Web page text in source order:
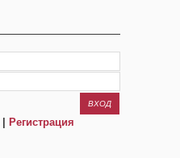
Регистрация